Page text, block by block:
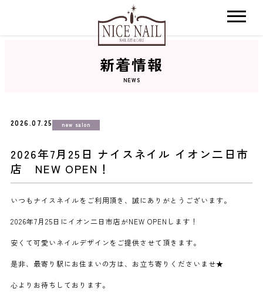
おすすめクーポン
料金メニュー
よくあるご質問
新着情報
NEWS
2026.07.25 new salon
2026年7月25日 ナイスネイル イオン二日市
店 NEW OPEN！
いつもナイスネイルをご利用頂き、誠にありがとうございます。
2026年7月25日にイオン二日市店がNEW OPENします！
安くて可愛いネイルデザインをご提供させて頂きます。
是非、最寄り駅にお住まいの方は、お立ち寄りくださいませ★
心よりお待ちしております。